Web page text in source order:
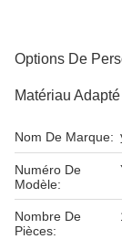
Options De
Matériau
Nom De Marque:
Numéro De
Modèle:
Nombre De
Pièces: